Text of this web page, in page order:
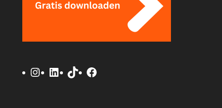
Instagram
LinkedIn
TikTokFacebook